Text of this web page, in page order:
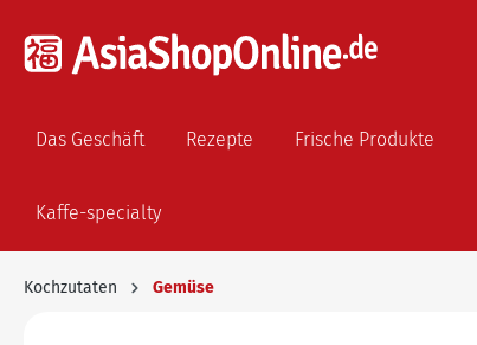
Das Geschäft Rezepte Frische Produkte
Kaffe-specialty
Kochzutaten Gemüse